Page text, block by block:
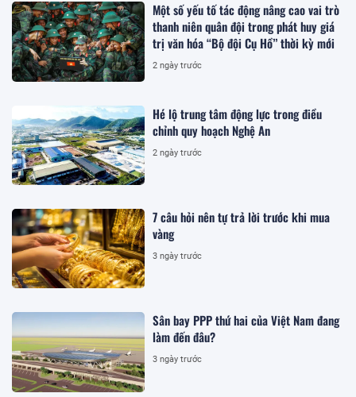
Một số yếu tố tác động nâng cao vai trò
thanh niên quân đội trong phát huy giá
trị văn hóa “Bộ đội Cụ Hồ” thời kỳ mới
2 ngày trước
Hé lộ trung tâm động lực trong điều
chỉnh quy hoạch Nghệ An
2 ngày trước
7 câu hỏi nên tự trả lời trước khi mua
vàng
3 ngày trước
Sân bay PPP thứ hai của Việt Nam đang
làm đến đâu?
3 ngày trước